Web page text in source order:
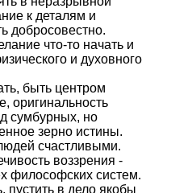
к деталям и
добросовестно.
что-то начать и
и духовного
быть центром
оригинальность
сумбурных, но
зерно истины.
счастливыми.
воззрения -
философских систем.
пустить в дело якобы